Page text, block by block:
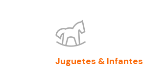
Juguetes & Infantes